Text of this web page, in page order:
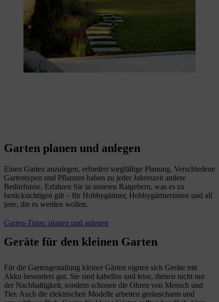
Garten planen und anlegen
Einen Garten anzulegen, erfordert sorgfältige Planung. Verschiedene
Gartentypen und Pflanzen haben zu jeder Jahreszeit andere
Bedürfnisse. Erfahren Sie in unseren Ratgebern, was es zu
berücksichtigen gilt – für Hobbygärtner, Hobbygärtnerinnen und all
jene, die es werden wollen.
Garten-Tipps: planen und anlegen
Geräte für den kleinen Garten
Für die Gartengestaltung kleiner Gärten eignen sich Geräte mit
Akku besonders gut. Sie sind kabellos und leise, dienen nicht nur
der Nachhaltigkeit, sondern schonen die Ohren von Mensch und
Tier. Auch die elektrischen Modelle arbeiten geräuscharm und